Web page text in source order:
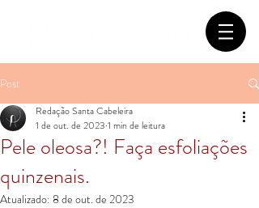
Post
Pele oleosa?! Faça esfoliações
quinzenais.
Redação Santa Cabeleira
1 de out. de 2023 1 min de leitura
Atualizado: 8 de out. de 2023